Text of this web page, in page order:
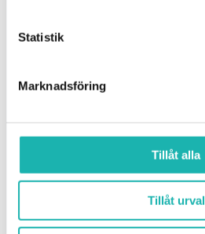
Statistik
Marknadsföring
Tillåt alla
Tillåt urval